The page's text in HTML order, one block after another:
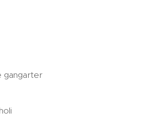
gangarter